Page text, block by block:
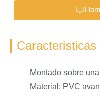
Caracteristicas
Montado sobre
Material: PVC